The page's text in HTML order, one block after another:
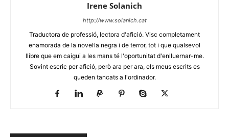
Irene Solanich
http://www.solanich.cat
Traductora de professió, lectora d'afició. Visc completament
enamorada de la novel·la negra i de terror, tot i que qualsevol
llibre que em caigui a les mans té l'oportunitat d'enlluernar-me.
Sovint escric per afició, però ara per ara, els meus escrits es
queden tancats a l'ordinador.